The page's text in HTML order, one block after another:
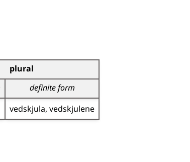
plural
definite form
vedskjula vedskjulene